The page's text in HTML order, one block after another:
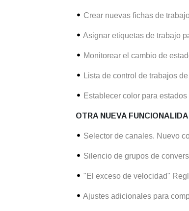
Crear nuevas fichas de
Asignar etiquetas de trabajo
Monitorear el cambio de
Lista de control de trabajos
Establecer color para
OTRA NUEVA
Selector de canales. Nuevo
Silencio de grupos de
"El exceso de velocidad"
Ajustes adicionales para